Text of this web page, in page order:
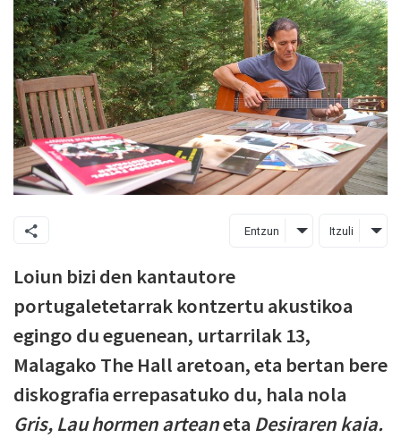
Entzun Itzuli
Loiun bizi den kantautore
portugaletetarrak kontzertu akustikoa
egingo du eguenean, urtarrilak 13,
Malagako The Hall aretoan, eta bertan bere
diskografia errepasatuko du, hala nola
Gris, Lau hormen arteaneta Desiraren kaia.